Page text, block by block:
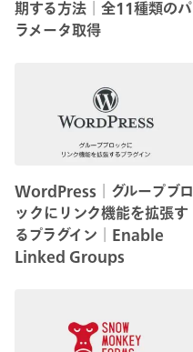
期する方法│全11種類のパ
ラメータ取得
WordPress│グループブロ
ックにリンク機能を拡張す
るプラグイン│Enable
Linked Groups